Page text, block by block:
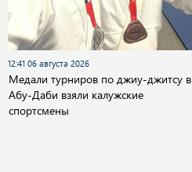
12:41 06 августа 2026
Медали турниров по джиу-джитсу в
Абу-Даби взяли калужские
спортсмены